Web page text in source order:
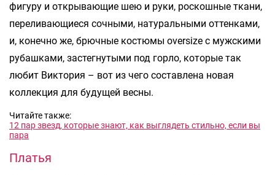
фигуру и открывающие шею и руки, роскошные ткани,
переливающиеся сочными, натуральными оттенками,
и, конечно же, брючные костюмы oversize с мужскими
рубашками, застегнутыми под горло, которые так
любит Виктория – вот из чего составлена новая
коллекция для будущей весны.
Читайте также:
12 пар звезд, которые знают, как выглядеть стильно, если вы
пара
Платья